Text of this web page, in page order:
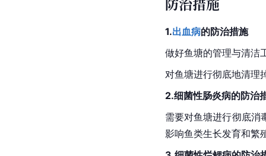
1.出血病的防治措施
做好鱼塘的管理与清洁
对鱼塘进行彻底地清理
2.细菌性肠炎病的防治
需要对鱼塘进行彻底消
影响鱼类生长发育和繁